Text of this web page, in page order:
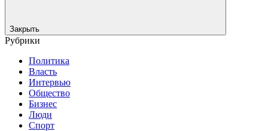
Закрыть
Рубрики
Политика
Власть
Интервью
Общество
Бизнес
Люди
Спорт